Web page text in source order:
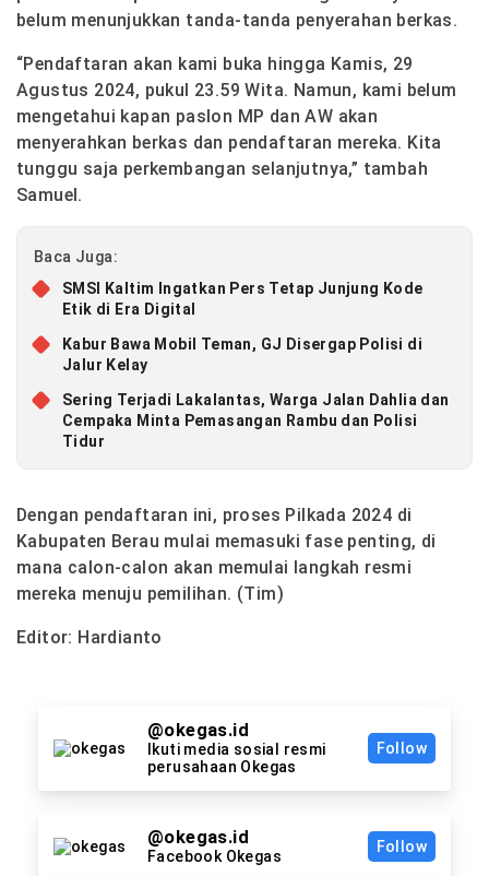
belum menunjukkan tanda-tanda penyerahan berkas.
“Pendaftaran akan kami buka hingga Kamis, 29
Agustus 2024, pukul 23.59 Wita. Namun, kami belum
mengetahui kapan paslon MP dan AW akan
menyerahkan berkas dan pendaftaran mereka. Kita
tunggu saja perkembangan selanjutnya,” tambah
Samuel.
Baca Juga:
SMSI Kaltim Ingatkan Pers Tetap Junjung Kode
Etik di Era Digital
Kabur Bawa Mobil Teman, GJ Disergap Polisi di
Jalur Kelay
Sering Terjadi Lakalantas, Warga Jalan Dahlia dan
Cempaka Minta Pemasangan Rambu dan Polisi
Tidur
Dengan pendaftaran ini, proses Pilkada 2024 di
Kabupaten Berau mulai memasuki fase penting, di
mana calon-calon akan memulai langkah resmi
mereka menuju pemilihan. (Tim)
Editor: Hardianto
@okegas.id
Ikuti media sosial resmi
perusahaan Okegas
Follow
@okegas.id
Facebook Okegas
Follow